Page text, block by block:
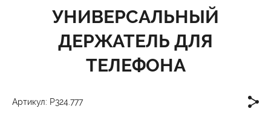
УНИВЕРСАЛЬНЫЙ
ДЕРЖАТЕЛЬ ДЛЯ
ТЕЛЕФОНА
Артикул: P324.777